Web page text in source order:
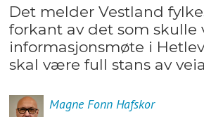
Det melder Vestland
forkant av det som
informasjonsmøte i
skal være full stans av
Magne Fonn Hafskor